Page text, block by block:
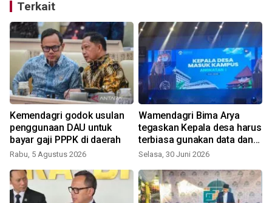
Terkait
Kemendagri godok usulan
penggunaan DAU untuk
bayar gaji PPPK di daerah
Rabu, 5 Agustus 2026
Wamendagri Bima Arya
tegaskan Kepala desa harus
terbiasa gunakan data dan
inovasi
Selasa, 30 Juni 2026